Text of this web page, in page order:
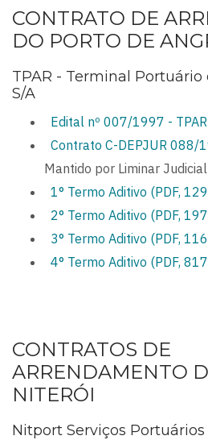
CONTRATO DE
DO PORTO DE
TPAR - Terminal Portuário
S/A
Edital nº 007/1997 -
Contrato C-DEPJUR 088/
Mantido por Liminar Judicial
1° Termo Aditivo (PDF,
2° Termo Aditivo (PDF,
3° Termo Aditivo (PDF,
4° Termo Aditivo (PDF,
CONTRATOS DE
ARRENDAMENTO
NITERÓI
Nitport Serviços Portuários